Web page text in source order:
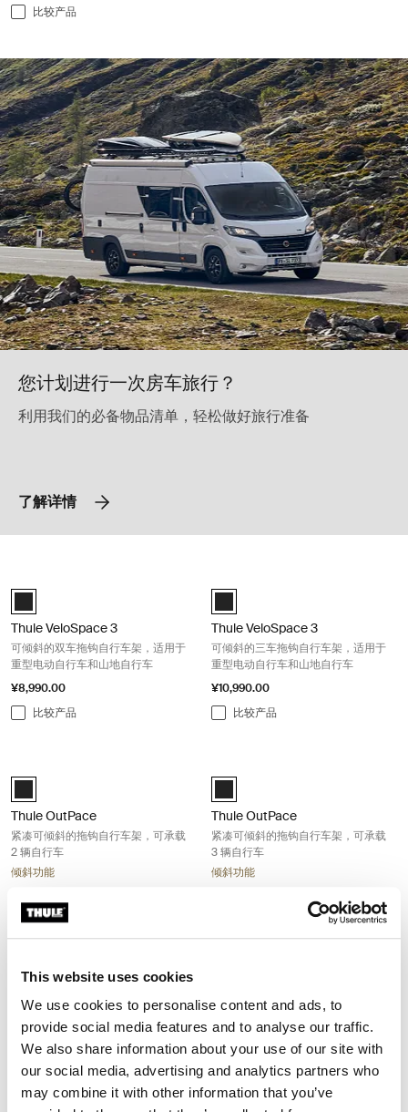
This website uses cookies
We use cookies to personalise content and ads, to
provide social media features and to analyse our traffic.
We also share information about your use of our site with
our social media, advertising and analytics partners who
may combine it with other information that you’ve
比较产品
您计划进行一次房车旅行？
利用我们的必备物品清单，轻松做好旅行准备
了解详情
Black (selected)
Thule VeloSpace 3
可倾斜的双车拖钩自行车架，适用于
重型电动自行车和山地自行车
¥8,990.00
比较产品
Black (selected)
Thule VeloSpace 3
可倾斜的三车拖钩自行车架，适用于
重型电动自行车和山地自行车
¥10,990.00
比较产品
Black (selected)
Thule OutPace
紧凑可倾斜的拖钩自行车架，可承载
2 辆自行车
倾斜功能
比较产品
Black (selected)
Thule OutPace
紧凑可倾斜的拖钩自行车架，可承载
3 辆自行车
倾斜功能
Thule VeloCompact 13-pin 轻巧紧凑的双车自行车托架，日常骑行的完
Thule VeloCompact 13-pin
轻巧紧凑的双车自行车托架，日常骑
比较产品
Thule VeloCompact 13-pin
轻巧紧凑的三车自行车托架，家庭探
险的完美之选
¥7,990.00
比较产品